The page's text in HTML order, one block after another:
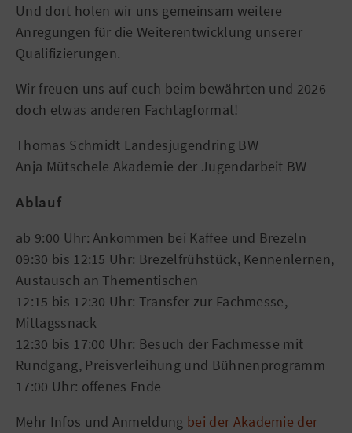
Und dort holen wir uns gemeinsam weitere
Anregungen für die Weiterentwicklung unserer
Qualifizierungen.
Wir freuen uns auf euch beim bewährten und 2026
doch etwas anderen Fachtagformat!
Thomas Schmidt Landesjugendring BW
Anja Mütschele Akademie der Jugendarbeit BW
Ablauf
ab 9:00 Uhr: Ankommen bei Kaffee und Brezeln
09:30 bis 12:15 Uhr: Brezelfrühstück, Kennenlernen,
Austausch an Thementischen
12:15 bis 12:30 Uhr: Transfer zur Fachmesse,
Mittagssnack
12:30 bis 17:00 Uhr: Besuch der Fachmesse mit
Rundgang, Preisverleihung und Bühnenprogramm
17:00 Uhr: offenes Ende
Mehr Infos und Anmeldung bei der Akademie der